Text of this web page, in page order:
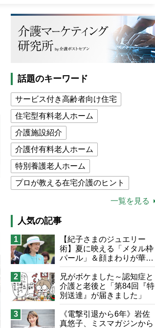
話題のキーワード
サービス付き高齢者向け住宅
住宅型有料老人ホーム
介護施設紹介
介護付有料老人ホーム
特別養護老人ホーム
プロが教える在宅介護のヒント
介護食
高木ブー
ケアマネジャー
猫が母になつきません
息子の遠距離介護サバイバル術
兄がボケました
便利なサービス
予防法
一覧を見る
人気の記事
1
【紀子さまのジュエリー
術】夏に映える「メタル枠
パール」＆顔まわりが華や
ぐ「揺れる一粒」の使い分
け方
2
兄がボケました～認知症と
介護と老後と「第84回『特
別送達』が届きました」
3
《電撃引退から6年》岩佐
真悠子、ミスマガジンから